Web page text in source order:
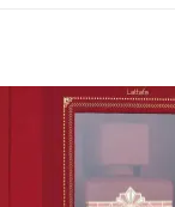
à la liste
d’envies